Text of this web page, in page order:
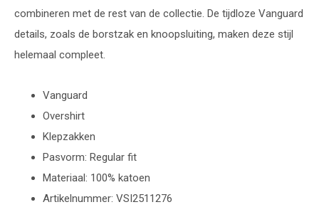
combineren met de rest van de collectie. De tijdloze Vanguard
details, zoals de borstzak en knoopsluiting, maken deze stijl
helemaal compleet.
Vanguard
Overshirt
Klepzakken
Pasvorm: Regular fit
Materiaal: 100% katoen
Artikelnummer: VSI2511276